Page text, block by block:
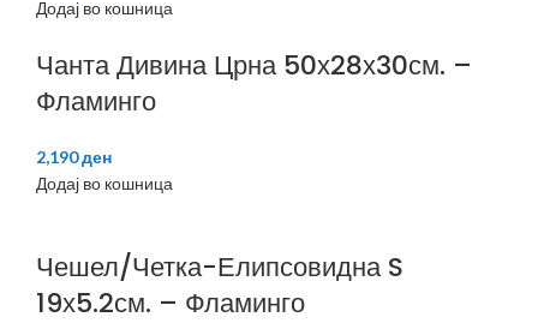
Додај во кошница
Чанта Дивина Црна 50х28х30см. –
Фламинго
2,190ден
Додај во кошница
Чешел/Четка-Елипсовидна S
19х5.2см. – Фламинго